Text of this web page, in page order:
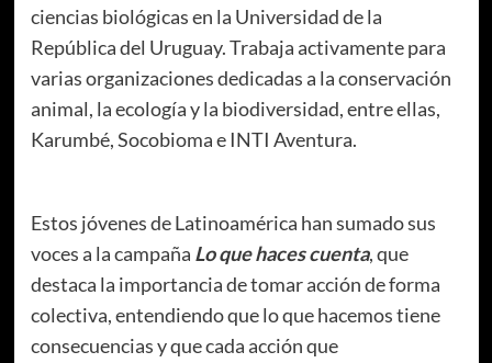
ciencias biológicas en la Universidad de la
República del Uruguay. Trabaja activamente para
varias organizaciones dedicadas a la conservación
animal, la ecología y la biodiversidad, entre ellas,
Karumbé, Socobioma e INTI Aventura.
Estos jóvenes de Latinoamérica han sumado sus
voces a la campaña Lo que haces cuenta, que
destaca la importancia de tomar acción de forma
colectiva, entendiendo que lo que hacemos tiene
consecuencias y que cada acción que